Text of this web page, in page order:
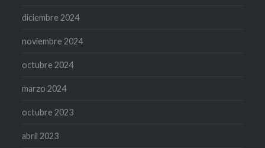
diciembre 2024
noviembre 2024
octubre 2024
marzo 2024
octubre 2023
abril 2023